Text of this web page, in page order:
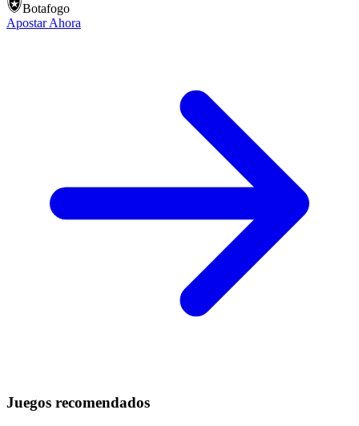
Botafogo
Apostar Ahora
Juegos recomendados